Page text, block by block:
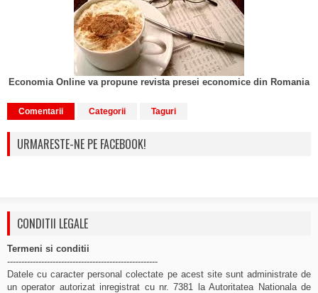
Economia Online va propune revista presei economice din Romania
Comentarii Categorii Taguri
URMARESTE-NE PE FACEBOOK!
CONDITII LEGALE
Termeni si conditii
-----------------------------------------------------
Datele cu caracter personal colectate pe acest site sunt administrate de
un operator autorizat inregistrat cu nr. 7381 la Autoritatea Nationala de